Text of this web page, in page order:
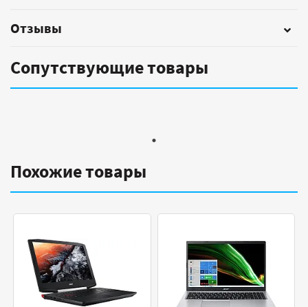
Отзывы
Сопутствующие товары
Похожие товары